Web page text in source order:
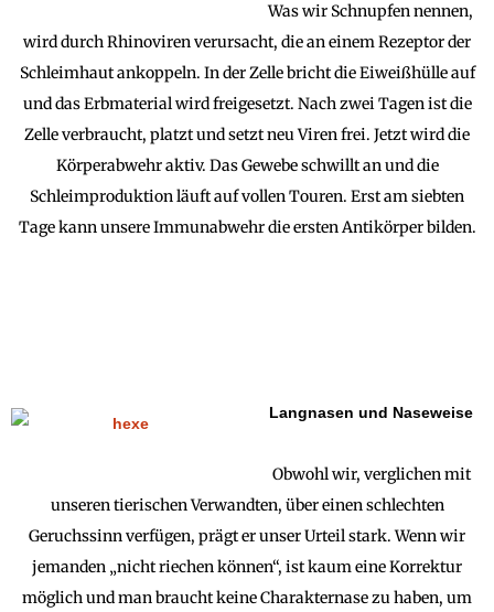
Was wir Schnupfen nennen,
wird durch Rhinoviren verursacht, die an einem Rezeptor der
Schleimhaut ankoppeln. In der Zelle bricht die Eiweißhülle auf
und das Erbmaterial wird freigesetzt. Nach zwei Tagen ist die
Zelle verbraucht, platzt und setzt neu Viren frei. Jetzt wird die
Körperabwehr aktiv. Das Gewebe schwillt an und die
Schleimproduktion läuft auf vollen Touren. Erst am siebten
Tage kann unsere Immunabwehr die ersten Antikörper bilden.
Langnasen und Naseweise
Obwohl wir, verglichen mit
unseren tierischen Verwandten, über einen schlechten
Geruchssinn verfügen, prägt er unser Urteil stark. Wenn wir
jemanden „nicht riechen können“, ist kaum eine Korrektur
möglich und man braucht keine Charakternase zu haben, um